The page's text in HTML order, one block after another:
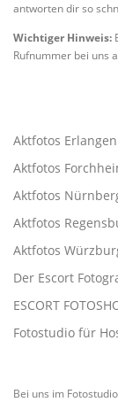
antworten dir so
Wichtiger Hinweis:
Rufnummer bei uns
Aktfotos Erlangen
Aktfotos
Aktfotos
Aktfotos
Aktfotos
Der Escort
ESCORT
Fotostudio für
Bei uns im